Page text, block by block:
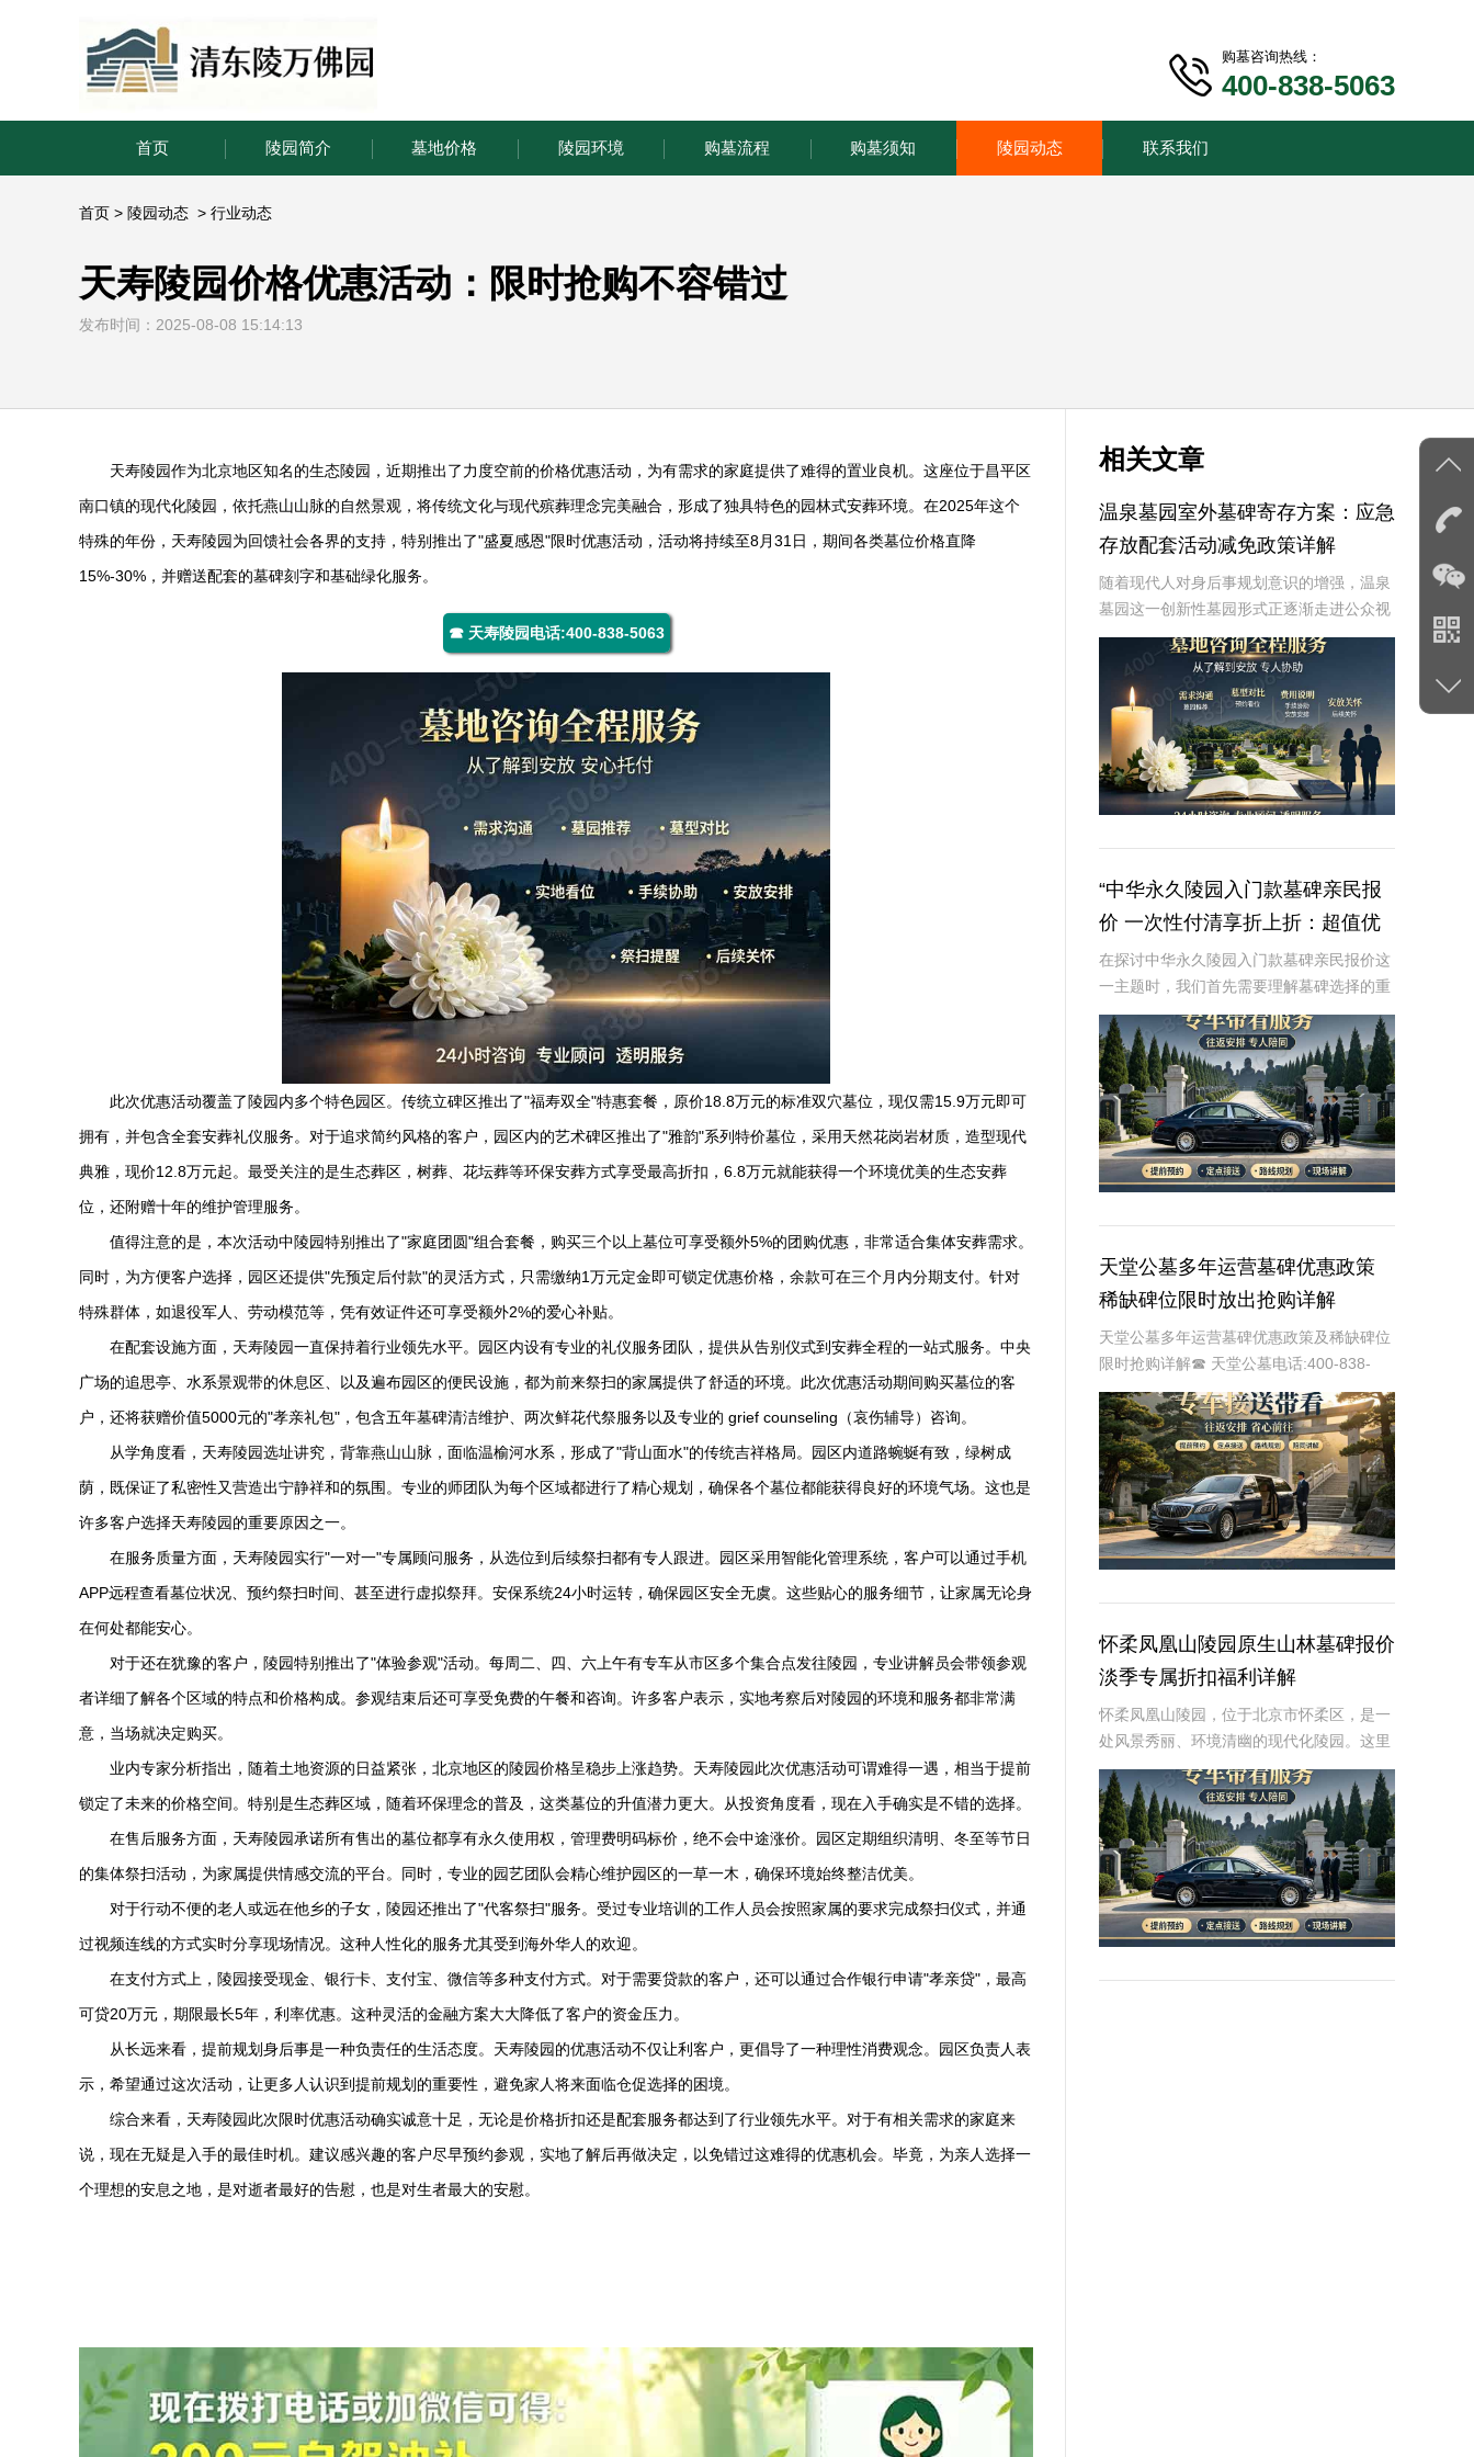
购墓咨询热线：
400-838-5063
首页 陵园简介 墓地价格 陵园环境 购墓流程 购墓须知 陵园动态 联系我们
首页 > 陵园动态 > 行业动态
天寿陵园价格优惠活动：限时抢购不容错过
发布时间：2025-08-08 15:14:13
天寿陵园作为北京地区知名的生态陵园，近期推出了力度空前的价格优惠活动，为有需求的家庭提供了难得的置业良机。这座位于昌平区
南口镇的现代化陵园，依托燕山山脉的自然景观，将传统文化与现代殡葬理念完美融合，形成了独具特色的园林式安葬环境。在2025年这个
特殊的年份， 天寿陵园为回馈社会各界的支持，特别推出了"盛夏感恩"限时优惠活动，活动将持续至8月31日，期间各类墓位价格直降
15%-30%，并赠送配套的墓碑刻字和基础绿化服务。
☎ 天寿陵园电话:400-838-5063
此次优惠活动覆盖了陵园内多个特色园区。传统立碑区推出了"福寿双全"特惠套餐，原价18.8万元的标准双穴墓位，现仅需15.9万元即可
拥有，并包含全套安葬礼仪服务。对于追求简约风格的客户，园区内的艺术碑区推出了"雅韵"系列特价墓位，采用天然花岗岩材质，造型现代
典雅，现价12.8万元起。最受关注的是生态葬区，树葬、花坛葬等环保安葬方式享受最高折扣，6.8万元就能获得一个环境优美的生态安葬
位，还附赠十年的维护管理服务。
值得注意的是，本次活动中陵园特别推出了"家庭团圆"组合套餐，购买三个以上墓位可享受额外5%的团购优惠，非常适合集体安葬需求。
同时，为方便客户选择，园区还提供"先预定后付款"的灵活方式，只需缴纳1万元定金即可锁定优惠价格，余款可在三个月内分期支付。针对
特殊群体，如退役军人、劳动模范等，凭有效证件还可享受额外2%的爱心补贴。
在配套设施方面， 天寿陵园一直保持着行业领先水平。园区内设有专业的礼仪服务团队，提供从告别仪式到安葬全程的一站式服务。中央
广场的追思亭、水系景观带的休息区、以及遍布园区的便民设施，都为前来祭扫的家属提供了舒适的环境。此次优惠活动期间购买墓位的客
户，还将获赠价值5000元的"孝亲礼包"，包含五年墓碑清洁维护、两次鲜花代祭服务以及专业的 grief counseling（哀伤辅导）咨询。
从学角度看， 天寿陵园选址讲究，背靠燕山山脉，面临温榆河水系，形成了"背山面水"的传统吉祥格局。园区内道路蜿蜒有致，绿树成
荫，既保证了私密性又营造出宁静祥和的氛围。专业的师团队为每个区域都进行了精心规划，确保各个墓位都能获得良好的环境气场。这也是
许多客户选择天寿陵园的重要原因之一。
在服务质量方面， 天寿陵园实行"一对一"专属顾问服务，从选位到后续祭扫都有专人跟进。园区采用智能化管理系统，客户可以通过手机
APP远程查看墓位状况、预约祭扫时间、甚至进行虚拟祭拜。安保系统24小时运转，确保园区安全无虞。这些贴心的服务细节，让家属无论身
在何处都能安心。
对于还在犹豫的客户，陵园特别推出了"体验参观"活动。每周二、四、六上午有专车从市区多个集合点发往陵园，专业讲解员会带领参观
者详细了解各个区域的特点和价格构成。参观结束后还可享受免费的午餐和咨询。许多客户表示，实地考察后对陵园的环境和服务都非常满
意，当场就决定购买。
业内专家分析指出，随着土地资源的日益紧张，北京地区的陵园价格呈稳步上涨趋势。 天寿陵园此次优惠活动可谓难得一遇，相当于提前
锁定了未来的价格空间。特别是生态葬区域，随着环保理念的普及，这类墓位的升值潜力更大。从投资角度看，现在入手确实是不错的选择。
在售后服务方面， 天寿陵园承诺所有售出的墓位都享有永久使用权，管理费明码标价，绝不会中途涨价。园区定期组织清明、冬至等节日
的集体祭扫活动，为家属提供情感交流的平台。同时，专业的园艺团队会精心维护园区的一草一木，确保环境始终整洁优美。
对于行动不便的老人或远在他乡的子女，陵园还推出了"代客祭扫"服务。受过专业培训的工作人员会按照家属的要求完成祭扫仪式，并通
过视频连线的方式实时分享现场情况。这种人性化的服务尤其受到海外华人的欢迎。
在支付方式上，陵园接受现金、银行卡、支付宝、微信等多种支付方式。对于需要贷款的客户，还可以通过合作银行申请"孝亲贷"，最高
可贷20万元，期限最长5年，利率优惠。这种灵活的金融方案大大降低了客户的资金压力。
从长远来看，提前规划身后事是一种负责任的生活态度。 天寿陵园的优惠活动不仅让利客户，更倡导了一种理性消费观念。园区负责人表
示，希望通过这次活动，让更多人认识到提前规划的重要性，避免家人将来面临仓促选择的困境。
综合来看， 天寿陵园此次限时优惠活动确实诚意十足，无论是价格折扣还是配套服务都达到了行业领先水平。对于有相关需求的家庭来
说，现在无疑是入手的最佳时机。建议感兴趣的客户尽早预约参观，实地了解后再做决定，以免错过这难得的优惠机会。毕竟，为亲人选择一
个理想的安息之地，是对逝者最好的告慰，也是对生者最大的安慰。
相关文章
温泉墓园室外墓碑寄存方案：应急
存放配套活动减免政策详解
随着现代人对身后事规划意识的增强，温泉
墓园这一创新性墓园形式正逐渐走进公众视
野。温泉墓园不仅营造了宁静祥和的环境氛
围，更通过一系列贴心设施，如室外墓碑寄
存区、应急遗体临时存放服务等，为家属提
供极大便利
“中华永久陵园入门款墓碑亲民报
价 一次性付清享折上折：超值优
惠与便捷选择的完美结合”
在探讨中华永久陵园入门款墓碑亲民报价这
一主题时，我们首先需要理解墓碑选择的重
要性及其对逝者与生者的影响。墓碑不仅是
对逝者的纪念，也是对生者情感的寄托。因
此，选择一款既符合预算又具有纪念意义的
墓碑显得尤
天堂公墓多年运营墓碑优惠政策
稀缺碑位限时放出抢购详解
天堂公墓多年运营墓碑优惠政策及稀缺碑位
限时抢购详解☎ 天堂公墓电话:400-838-
5063天堂公墓，作为一家历史悠久的公墓，
多年来一直致力于为家属提供最优质、最便
捷的墓碑选择服务。随着社会的发展和
怀柔凤凰山陵园原生山林墓碑报价
淡季专属折扣福利详解
怀柔凤凰山陵园，位于北京市怀柔区，是一
处风景秀丽、环境清幽的现代化陵园。这里
依山傍水，绿树成荫，为逝者提供了一个宁
静而庄严的安息之地。近年来，随着人们对
逝者安葬方式的不断追求，墓碑作为纪念逝
者、寄托哀